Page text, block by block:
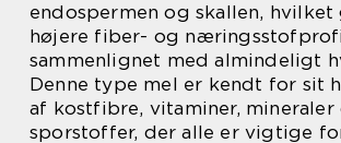
endospermen og skallen,
højere fiber- og
sammenlignet med almindeligt
Denne type mel er kendt for sit
af kostfibre, vitaminer, mineraler
sporstoffer, der alle er vigtige